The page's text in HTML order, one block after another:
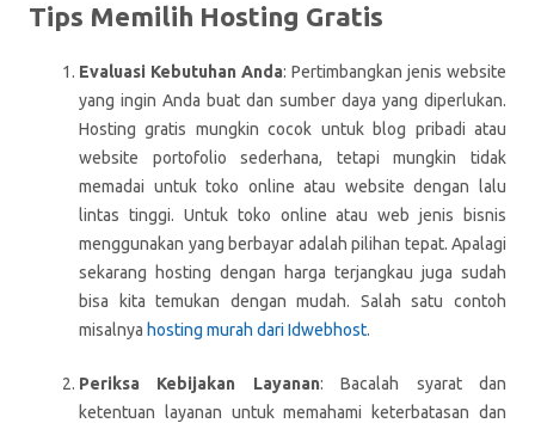
Tips Memilih Hosting Gratis
Evaluasi Kebutuhan Anda: Pertimbangkan jenis website
yang ingin Anda buat dan sumber daya yang diperlukan.
Hosting gratis mungkin cocok untuk blog pribadi atau
website portofolio sederhana, tetapi mungkin tidak
memadai untuk toko online atau website dengan lalu
lintas tinggi. Untuk toko online atau web jenis bisnis
menggunakan yang berbayar adalah pilihan tepat. Apalagi
sekarang hosting dengan harga terjangkau juga sudah
bisa kita temukan dengan mudah. Salah satu contoh
misalnya hosting murah dari Idwebhost.
Periksa Kebijakan Layanan: Bacalah syarat dan
ketentuan layanan untuk memahami keterbatasan dan